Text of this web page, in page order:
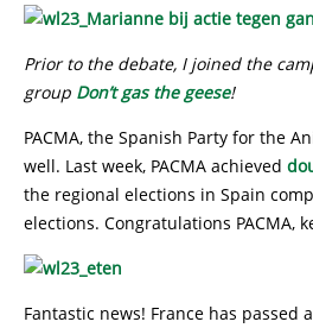
Prior to the debate, I joined the
group Don’t gas the geese!
PACMA, the Spanish Party for the
well. Last week, PACMA achieved
the regional elections in Spain
elections. Congratulations PACMA,
Fantastic news! France has passed a